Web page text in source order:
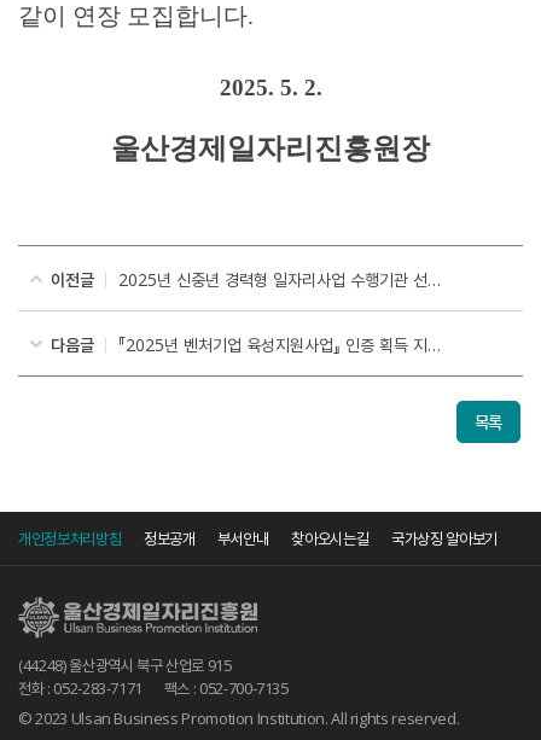
같이 연장 모집합니다.
2025. 5. 2.
울산경제일자리진흥원장
이전글 2025년 신중년 경력형 일자리사업 수행기관 선정 공고
다음글 『2025년 벤처기업 육성지원사업』 인증 획득 지원 선정기업 공고
목록
개인정보처리방침 정보공개 부서안내 찾아오시는길 국가상징 알아보기
(44248) 울산광역시 북구 산업로 915
전화 : 052-283-7171
팩스 : 052-700-7135
© 2023 Ulsan Business Promotion Institution. All rights reserved.